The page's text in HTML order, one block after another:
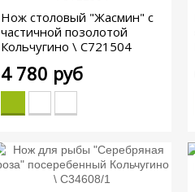
Нож столовый "Жасмин" с
частичной позолотой
Кольчугино \ С721504
4 780 руб